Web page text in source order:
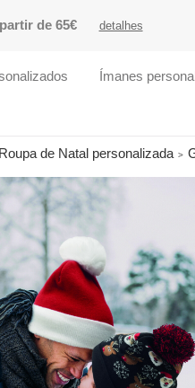
de 65€ detalhes
Ímanes
Roupa de Natal personalizada